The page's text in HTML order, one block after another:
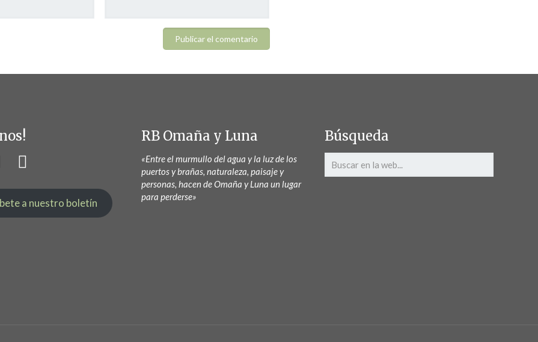
a nuestro boletín
RB Omaña y Luna
«Entre el murmullo del agua y la luz de los
puertos y brañas, naturaleza, paisaje y
personas, hacen de Omaña y Luna un lugar
para perderse»
Búsqueda